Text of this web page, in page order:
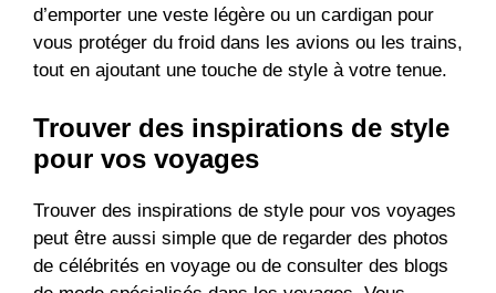
d’emporter une veste légère ou un cardigan pour
vous protéger du froid dans les avions ou les trains,
tout en ajoutant une touche de style à votre tenue.
Trouver des inspirations de style
pour vos voyages
Trouver des inspirations de style pour vos voyages
peut être aussi simple que de regarder des photos
de célébrités en voyage ou de consulter des blogs